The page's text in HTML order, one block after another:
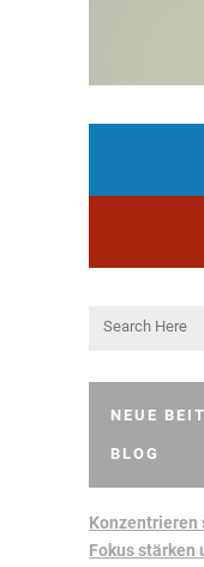
NEUE
BLOG
Konzentrieren
Fokus stärken